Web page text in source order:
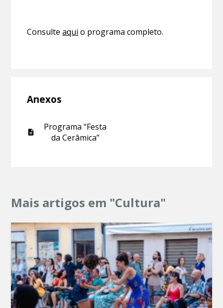
Consulteaqui o programa completo.
Anexos
Programa “Festa
da Cerâmica”
Mais artigos em "Cultura"